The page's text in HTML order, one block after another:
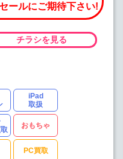
ールにご期待下さい!
チラシを見る
iPad
取扱
おもちゃ
PC買取